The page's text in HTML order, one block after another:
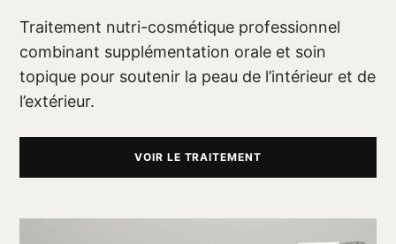
Traitement nutri-cosmétique professionnel
combinant supplémentation orale et soin
topique pour soutenir la peau de l’intérieur et de
l’extérieur.
VOIR LE TRAITEMENT